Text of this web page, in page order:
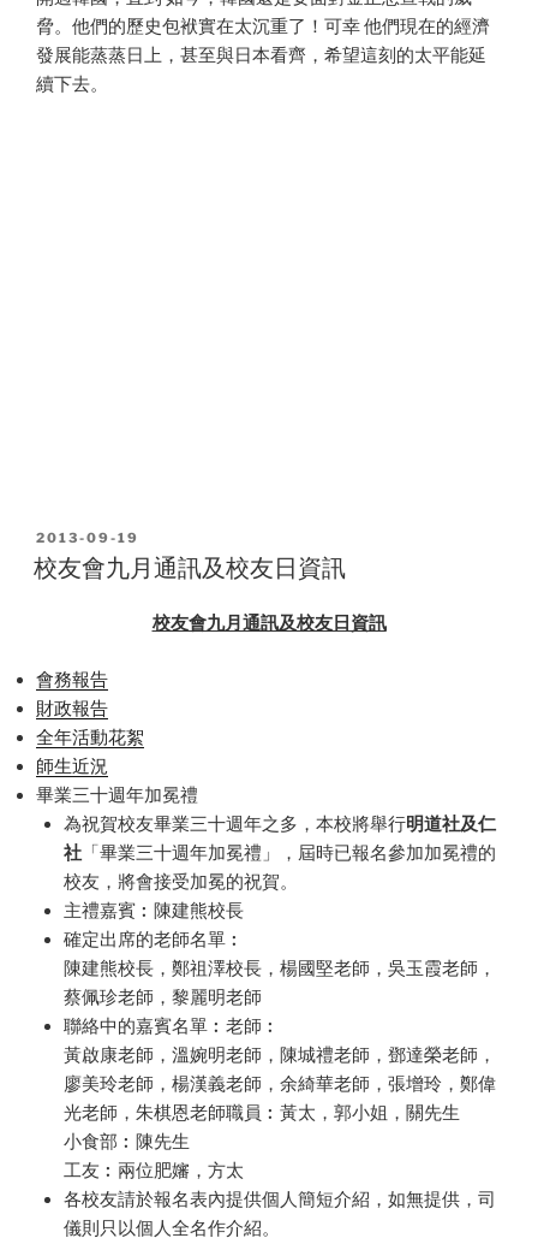
脅。他們的歷史包袱實在太沉重了！可幸 他們現在的經濟
發展能蒸蒸日上，甚至與日本看齊，希望這刻的太平能延
續下去。
POSTED
ON
2013-09-19
校友會九月通訊及校友日資訊
校友會九月通訊及校友日資訊
會務報告
財政報告
全年活動花絮
師生近況
畢業三十週年加冕禮
為祝賀校友畢業三十週年之多，本校將舉行明道社及仁
社「畢業三十週年加冕禮」，屆時已報名參加加冕禮的
校友，將會接受加冕的祝賀。
主禮嘉賓︰陳建熊校長
確定出席的老師名單︰
陳建熊校長，鄭祖澤校長，楊國堅老師，吳玉霞老師，
蔡佩珍老師，黎麗明老師
聯絡中的嘉賓名單︰老師︰
黃啟康老師，溫婉明老師，陳城禮老師，鄧達榮老師，
廖美玲老師，楊漢義老師，余綺華老師，張增玲，鄭偉
光老師，朱棋恩老師職員︰黃太，郭小姐，關先生
小食部︰陳先生
工友︰兩位肥嬸，方太
各校友請於報名表內提供個人簡短介紹，如無提供，司
儀則只以個人全名作介紹。